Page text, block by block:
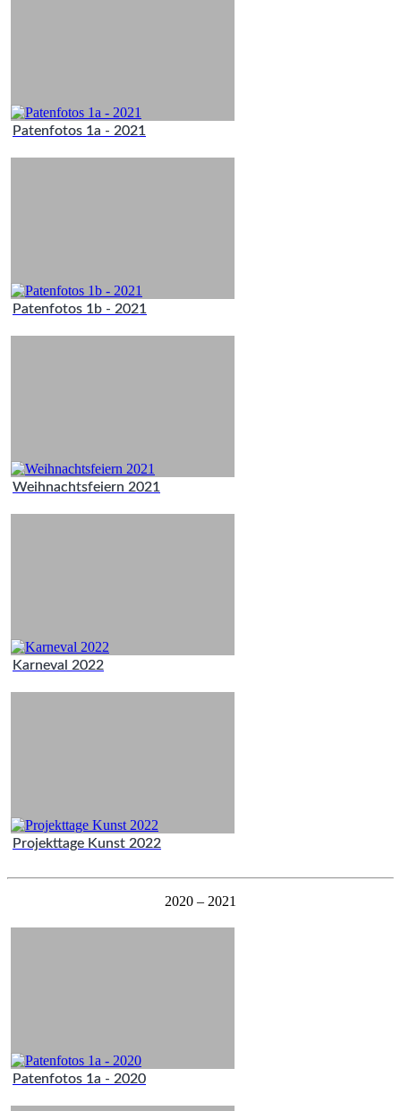
Patenfotos 1a - 2021
Patenfotos 1b - 2021
Weihnachtsfeiern 2021
Karneval 2022
Projekttage Kunst 2022
2020 – 2021
Patenfotos 1a - 2020